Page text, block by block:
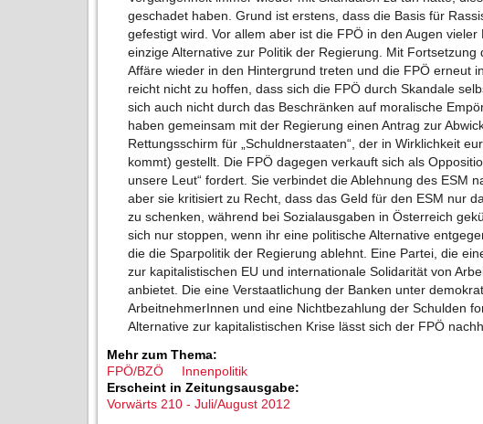
geschadet haben. Grund ist erstens, dass die Basis für
gefestigt wird. Vor allem aber ist die FPÖ in den Augen
einzige Alternative zur Politik der Regierung. Mit Fortsetzung
Affäre wieder in den Hintergrund treten und die FPÖ erneut
reicht nicht zu hoffen, dass sich die FPÖ durch Skandale
sich auch nicht durch das Beschränken auf moralische
haben gemeinsam mit der Regierung einen Antrag zur
Rettungsschirm für „Schuldnerstaaten“, der in Wirklichkeit
kommt) gestellt. Die FPÖ dagegen verkauft sich als
unsere Leut“ fordert. Sie verbindet die Ablehnung des ESM
aber sie kritisiert zu Recht, dass das Geld für den ESM nur
zu schenken, während bei Sozialausgaben in Österreich
sich nur stoppen, wenn ihr eine politische Alternative
die die Sparpolitik der Regierung ablehnt. Eine Partei, die
zur kapitalistischen EU und internationale Solidarität von
anbietet. Die eine Verstaatlichung der Banken unter
ArbeitnehmerInnen und eine Nichtbezahlung der Schulden
Alternative zur kapitalistischen Krise lässt sich der FPÖ
Mehr zum Thema:
FPÖ/BZÖ
Innenpolitik
Erscheint in Zeitungsausgabe:
Vorwärts 210 - Juli/August 2012